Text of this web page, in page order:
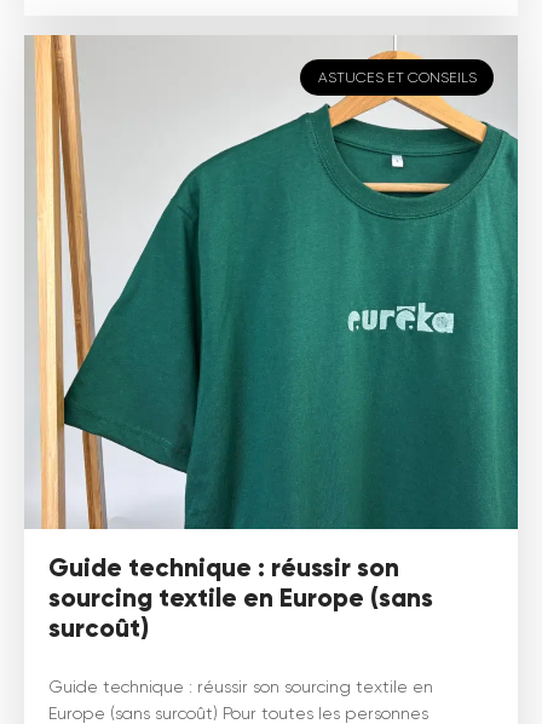
ASTUCES ET CONSEILS
Guide technique : réussir son
sourcing textile en Europe (sans
surcoût)
Guide technique : réussir son sourcing textile en
Europe (sans surcoût) Pour toutes les personnes